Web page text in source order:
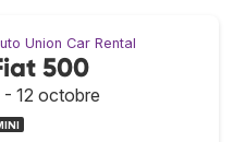
Union Car Rental
500
- 12 octobre